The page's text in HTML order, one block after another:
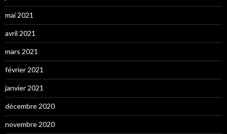
mai 2021
avril 2021
mars 2021
février 2021
janvier 2021
décembre 2020
novembre 2020